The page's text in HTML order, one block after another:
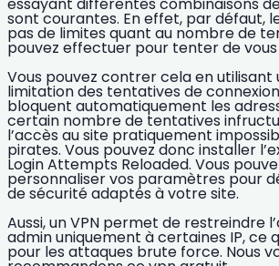
essayant différentes combinaisons
sont courantes. En effet, par défaut,
pas de limites quant au nombre de
pouvez effectuer pour tenter de
Vous pouvez contrer cela en utilisant
limitation des tentatives de connexion
bloquent automatiquement les
certain nombre de tentatives
l’accès au site pratiquement
pirates. Vous pouvez donc installer
Login Attempts Reloaded. Vous
personnaliser vos paramètres pour
de sécurité adaptés à votre site.
Aussi, un VPN permet de restreindre
admin uniquement à certaines IP, ce
pour les attaques brute force. Nous